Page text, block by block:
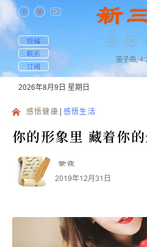
投稿
联系
订阅
笛子曲,
2026年8月9日 星期日
感悟健康 感悟生活
你的形象里 藏着你
紫霞
2019年12月31日